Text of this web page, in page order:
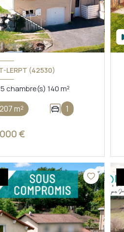
LERPT (42530)
Maison 6 pièce(s) 5 chambre(s) 140 m²
m² 1
€
BIEN